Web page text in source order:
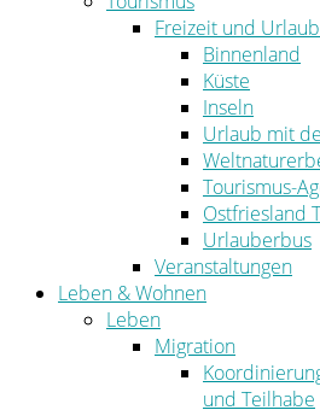
Freizeit und
Binnenland
Küste
Inseln
Urlaub mit
Tourismus-
Ostfriesland
Urlauberbus
Veranstaltungen
Leben & Wohnen
Leben
Migration
und Teilhabe